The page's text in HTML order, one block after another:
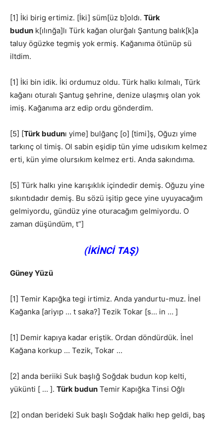
[1] İki birig ertimiz. [İki] süm[üz b]oldı. Türk
budun k[ılınğa]lı Türk kağan olurğalı Şantung balık[k]a
taluy ögüzke tegmiş yok ermiş. Kağanıma ötünüp sü
iltdim.
[1] İki bin idik. İki ordumuz oldu. Türk halkı kılmalı, Türk
kağanı oturalı Şantug şehrine, denize ulaşmış olan yok
imiş. Kağanıma arz edip ordu gönderdim.
[5] [Türk budunı yime] bulğanç [o] [timi]ş, Oğuzı yime
tarkınç ol timiş. Ol sabin eşidip tün yime udısıkım kelmez
erti, kün yime olursıkım kelmez erti. Anda sakındıma.
[5] Türk halkı yine karışıklık içindedir demiş. Oğuzu yine
sıkıntıdadır demiş. Bu sözü işitip gece yine uyuyacağım
gelmiyordu, gündüz yine oturacağım gelmiyordu. O
zaman düşündüm, t”]
(İKİNCİ TAŞ)
Güney Yüzü
[1] Temir Kapığka tegi irtimiz. Anda yandurtu-muz. İnel
Kağanka [ariyıp … t saka?] Tezik Tokar [s… in … ]
[1] Demir kapıya kadar eriştik. Ordan döndürdük. İnel
Kağana korkup … Tezik, Tokar …
[2] anda beriiki Suk başlığ Soğdak budun kop kelti,
yükünti [ … ]. Türk budun Temir Kapığka Tinsi Oğlı
[2] ondan berideki Suk başlı Soğdak halkı hep geldi, baş